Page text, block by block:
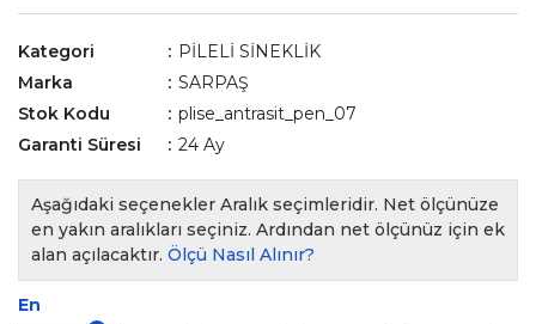
Kategori
PİLELİ SİNEKLİK
Marka
SARPAŞ
Stok Kodu
plise_antrasit_pen_07
Garanti Süresi
24 Ay
Aşağıdaki seçenekler Aralık seçimleridir. Net ölçünüze
en yakın aralıkları seçiniz. Ardından net ölçünüz için ek
alan açılacaktır. Ölçü Nasıl Alınır?
En